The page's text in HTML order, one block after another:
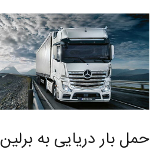
حمل بار دریایی به برلین